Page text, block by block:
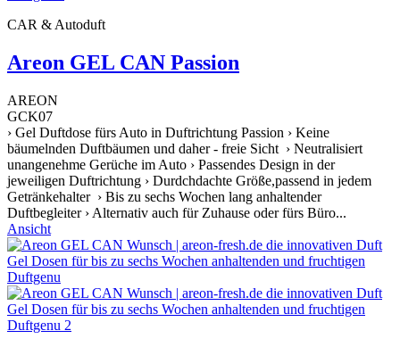
CAR & Autoduft
Areon GEL CAN Passion
AREON
GCK07
› Gel Duftdose fürs Auto in Duftrichtung Passion › Keine
bäumelnden Duftbäumen und daher - freie Sicht › Neutralisiert
unangenehme Gerüche im Auto › Passendes Design in der
jeweiligen Duftrichtung › Durdchdachte Größe,passend in jedem
Getränkehalter › Bis zu sechs Wochen lang anhaltender
Duftbegleiter › Alternativ auch für Zuhause oder fürs Büro...
Ansicht